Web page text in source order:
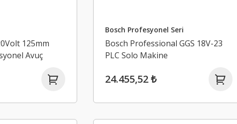
125mm
Avuç
Bosch Profesyonel Seri
Bosch Professional GGS 18V-23
PLC Solo Makine
24.455,52 ₺